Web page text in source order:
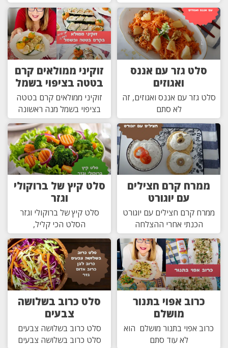
סלט גזר עם אננס
ואגוזים
סלט גזר עם אננס ואגוזים, זה
לא סתם
זוקיני ממולאים קרם
בטטה בציפוי בשמל
זוקיני ממולאים קרם בטטה
בציפוי בשמל מנה ראשונה
ממרח קרם חצילים
עם יוגורט
ממרח קרם חצילים עם יוגורט
הכנתי אחרי ההצלחה
סלט קיץ של ברוקולי
וגזר
סלט קיץ של ברוקולי וגזר
הסלט הכי קליל,
כרוב אפוי בתנור
מושלם
כרוב אפוי בתנור מושלם הוא
לא עוד סתם
סלט כרוב בשלושה
צבעים
סלט כרוב בשלושה צבעים
סלט כרוב בשלושה צבעים